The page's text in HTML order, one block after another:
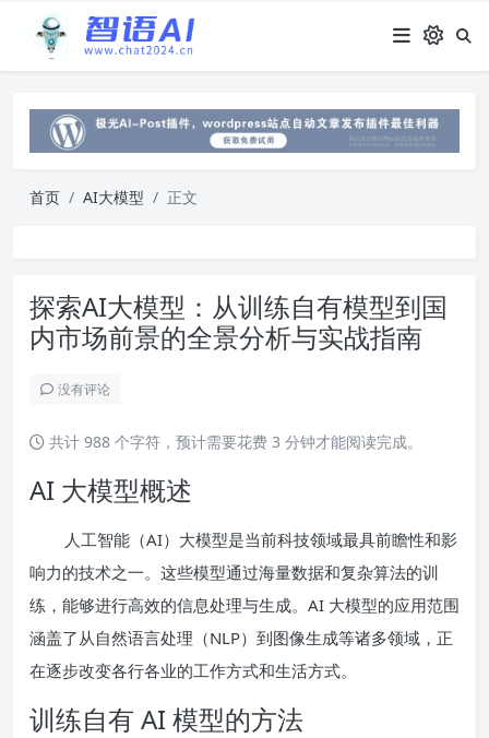
首页 AI大模型 正文
探索AI大模型：从训练自有模型到国
内市场前景的全景分析与实战指南
没有评论
共计 988 个字符，预计需要花费 3 分钟才能阅读完成。
AI 大模型概述
人工智能（AI）大模型是当前科技领域最具前瞻性和影
响力的技术之一。这些模型通过海量数据和复杂算法的训
练，能够进行高效的信息处理与生成。AI 大模型的应用范围
涵盖了从自然语言处理（NLP）到图像生成等诸多领域，正
在逐步改变各行各业的工作方式和生活方式。
训练自有 AI 模型的方法